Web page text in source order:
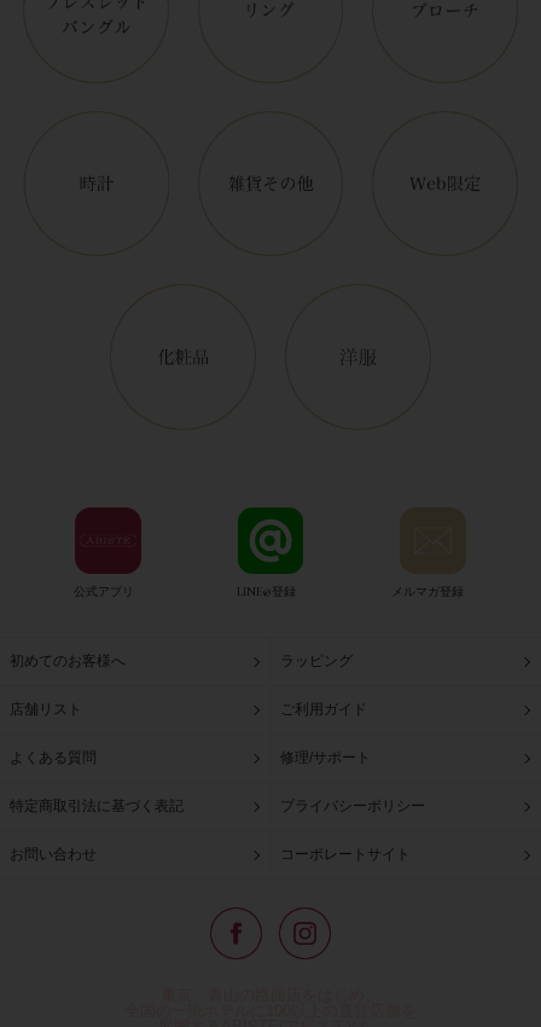
公式アプリ LINE@登録 メルマガ登録
初めてのお客様へ ラッピング
店舗リスト ご利用ガイド
よくある質問 修理/サポート
特定商取引法に基づく表記 プライバシーポリシー
お問い合わせ コーポレートサイト